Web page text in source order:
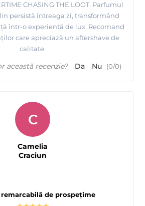
CHASING THE LOOT. Parfumul
persistă întreaga zi, transformând
într-o experiență de lux. Recomand
care apreciază un aftershave de
calitate.
această recenzie? Da Nu (0/0)
remarcabilă de prospețime
C
Camelia
Craciun